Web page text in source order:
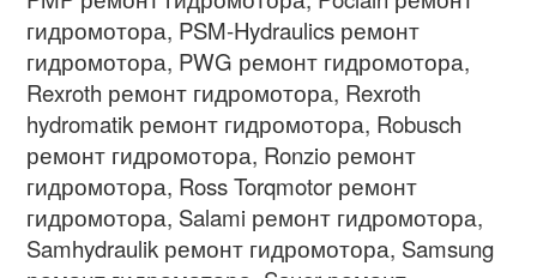
гидромотора, PSM-Hydraulics ремонт
гидромотора, PWG ремонт гидромотора,
Rexroth ремонт гидромотора, Rexroth
hydromatik ремонт гидромотора, Robusch
ремонт гидромотора, Ronzio ремонт
гидромотора, Ross Torqmotor ремонт
гидромотора, Salami ремонт гидромотора,
Samhydraulik ремонт гидромотора, Samsung